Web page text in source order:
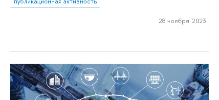
28 ноября 2023